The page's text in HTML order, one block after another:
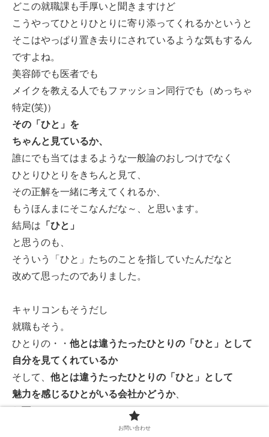
どこの就職課も手厚いと聞きますけど
こうやってひとりひとりに寄り添ってくれるかというと
そこはやっぱり置き去りにされているような気もするん
ですよね。
美容師でも医者でも
メイクを教える人でもファッション同行でも（めっちゃ
特定(笑)）
その「ひと」を
ちゃんと見ているか、
誰にでも当てはまるような一般論のおしつけでなく
ひとりひとりをきちんと見て、
その正解を一緒に考えてくれるか、
もうほんまにそこなんだな～、と思います。
結局は 「ひと」
と思うのも、
そういう「ひと」たちのことを指していたんだなと
改めて思ったのでありました。
キャリコンもそうだし
就職もそう。
ひとりの・・ 他とは違うたったひとりの「ひと」として
自分を見てくれているか
そして、 他とは違うたったひとりの「ひと」として
魅力を感じるひとがいる会社かどうか、
「ひと」として惹かれ合ったときに
お問い合わせ